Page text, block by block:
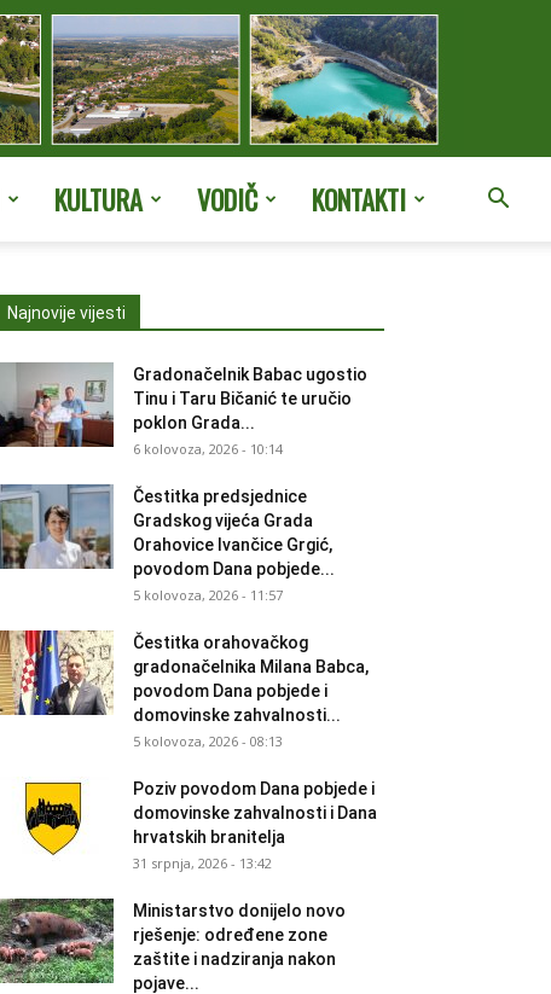
KULTURA VODIČ KONTAKTI
Najnovije vijesti
Gradonačelnik Babac ugostio
Tinu i Taru Bičanić te uručio
poklon Grada...
6 kolovoza, 2026 - 10:14
Čestitka predsjednice
Gradskog vijeća Grada
Orahovice Ivančice Grgić,
povodom Dana pobjede...
5 kolovoza, 2026 - 11:57
Čestitka orahovačkog
gradonačelnika Milana Babca,
povodom Dana pobjede i
domovinske zahvalnosti...
5 kolovoza, 2026 - 08:13
Poziv povodom Dana pobjede i
domovinske zahvalnosti i Dana
hrvatskih branitelja
31 srpnja, 2026 - 13:42
Ministarstvo donijelo novo
rješenje: određene zone
zaštite i nadziranja nakon
pojave...